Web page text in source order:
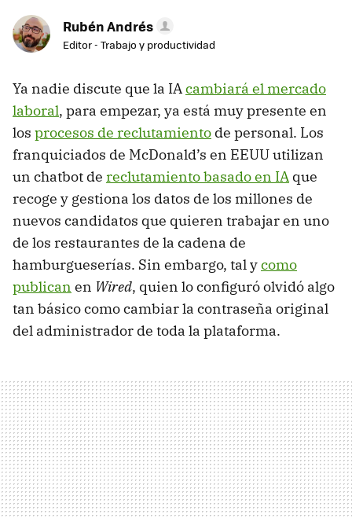
Rubén Andrés
Editor - Trabajo y productividad
Ya nadie discute que la IAcambiará el mercado
laboral, para empezar, ya está muy presente en
los procesos de reclutamiento de personal. Los
franquiciados de McDonald’s en EEUU utilizan
un chatbot de reclutamiento basado en IA que
recoge y gestiona los datos de los millones de
nuevos candidatos que quieren trabajar en uno
de los restaurantes de la cadena de
hamburgueserías. Sin embargo, tal ycomo
publican en Wired, quien lo configuró olvidó algo
tan básico como cambiar la contraseña original
del administrador de toda la plataforma.